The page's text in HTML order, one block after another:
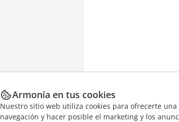
Armonía en tus cookies
Nuestro sitio web utiliza cookies para ofrecerte
navegación y hacer posible el marketing y los